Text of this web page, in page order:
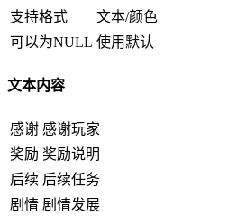
支持格式
文本/颜色
可以为NULL 使用默认
文本内容
感谢 感谢玩家
奖励 奖励说明
后续 后续任务
剧情 剧情发展